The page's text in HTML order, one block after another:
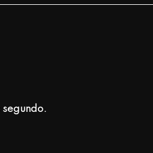
segundo.